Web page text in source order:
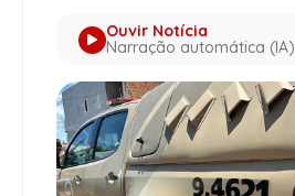
Ouvir Notícia
Narração automática (IA)